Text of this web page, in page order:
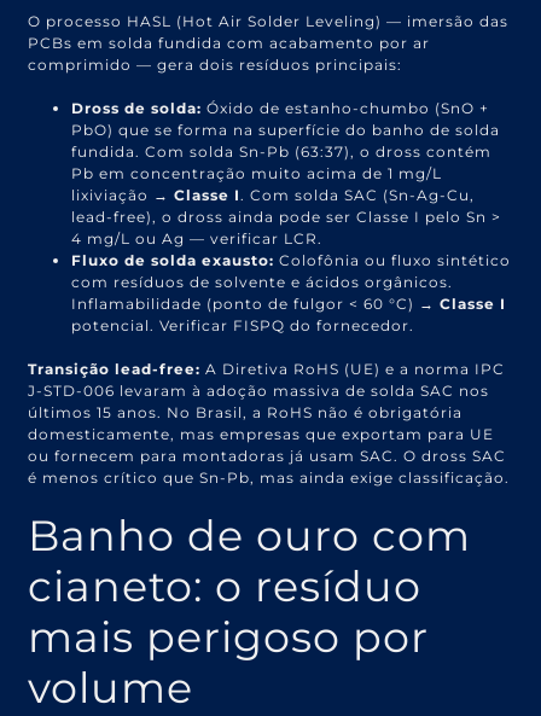
O processo HASL (Hot Air Solder Leveling) — imersão das
PCBs em solda fundida com acabamento por ar
comprimido — gera dois resíduos principais:
Dross de solda: Óxido de estanho-chumbo (SnO +
PbO) que se forma na superfície do banho de solda
fundida. Com solda Sn-Pb (63:37), o dross contém
Pb em concentração muito acima de 1 mg/L
lixiviação →Classe I. Com solda SAC (Sn-Ag-Cu,
lead-free), o dross ainda pode ser Classe I pelo Sn >
4 mg/L ou Ag — verificar LCR.
Fluxo de solda exausto: Colofônia ou fluxo sintético
com resíduos de solvente e ácidos orgânicos.
Inflamabilidade (ponto de fulgor < 60 °C) →Classe I
potencial. Verificar FISPQ do fornecedor.
Transição lead-free: A Diretiva RoHS (UE) e a norma IPC
J-STD-006 levaram à adoção massiva de solda SAC nos
últimos 15 anos. No Brasil, a RoHS não é obrigatória
domesticamente, mas empresas que exportam para UE
ou fornecem para montadoras já usam SAC. O dross SAC
é menos crítico que Sn-Pb, mas ainda exige classificação.
Banho de ouro com
cianeto: o resíduo
mais perigoso por
volume